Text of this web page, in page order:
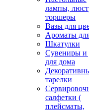
лампы,
торшеры
Вазы для
Ароматы
Шкатулки
Сувениры и
для дома
тарелки
салфетки (
плейсматы,